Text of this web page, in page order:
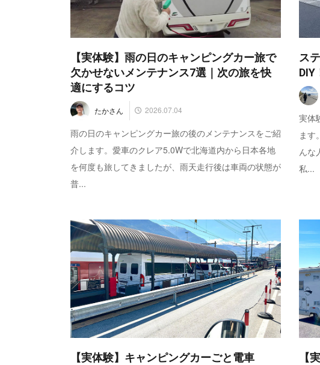
【実体験】雨の日のキャンピングカー旅で
欠かせないメンテナンス7選｜次の旅を快
適にするコツ
たかさん 2026.07.04
雨の日のキャンピングカー旅の後のメンテナンスをご紹
介します。愛車のクレア5.0Wで北海道内から日本各地
を何度も旅してきましたが、雨天走行後は車両の状態が
普...
ス
DIY
実体
ます
んな
私...
【実体験】キャンピングカーごと電車
【